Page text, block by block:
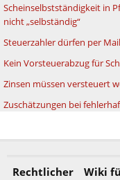
Scheinselbstständigkeit in
nicht „selbständig“
Steuerzahler dürfen per
Kein Vorsteuerabzug für
Zinsen müssen versteuert
Zuschätzungen bei
Rechtlicher
Wiki